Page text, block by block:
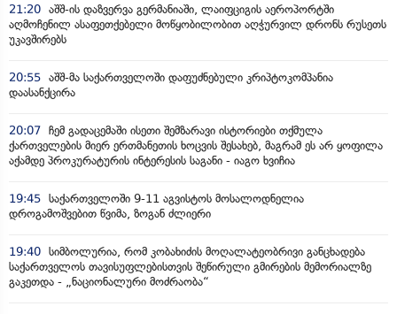
21:20 აშშ-ის დაზვერვა გერმანიაში, ლაიფციგის აეროპორტში
აღმოჩენილ ასაფეთქებელი მოწყობილობით აღჭურვილ დრონს რუსეთს
უკავშირებს
20:55 აშშ-მა საქართველოში დაფუძნებული კრიპტოკომპანია
დაასანქცირა
20:07 ჩემ გადაცემაში ისეთი შემზარავი ისტორიები თქმულა
ქართველების მიერ ერთმანეთის ხოცვის შესახებ, მაგრამ ეს არ ყოფილა
აქამდე პროკურატურის ინტერესის საგანი - იაგო ხვიჩია
19:45 საქართველოში 9-11 აგვისტოს მოსალოდნელია
დროგამოშვებით წვიმა, ზოგან ძლიერი
19:40 სიმბოლურია, რომ კობახიძის მოღალატეობრივი განცხადება
საქართველოს თავისუფლებისთვის შეწირული გმირების მემორიალზე
გაკეთდა - „ნაციონალური მოძრაობა“